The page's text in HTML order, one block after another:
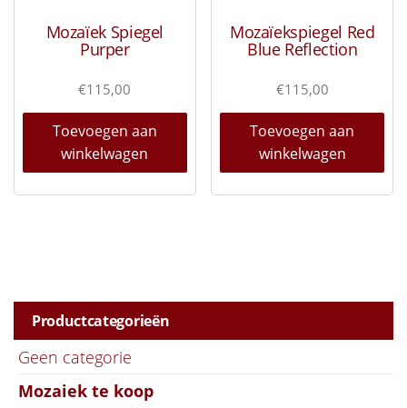
Mozaïek Spiegel
Purper
€115,00
Toevoegen aan
winkelwagen
Mozaïekspiegel Red
Blue Reflection
€115,00
Toevoegen aan
winkelwagen
Productcategorieën
Geen categorie
Mozaiek te koop